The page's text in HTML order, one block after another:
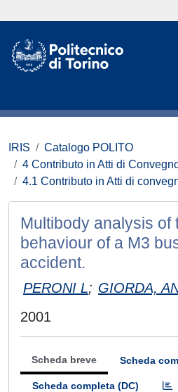
IRIS
Catalogo POLITO
4 Contributo in Atti di
4.1 Contributo in Atti di
Multibody analysis of
behaviour of a M3
accident.
PERONI L; GIORDA,
2001
Scheda breve Scheda
Scheda completa (DC)